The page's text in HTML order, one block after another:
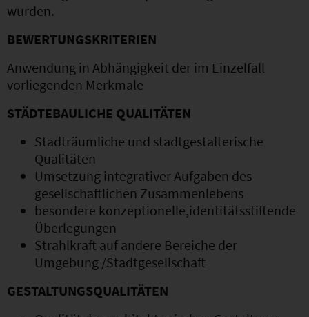
wurden.
BEWERTUNGSKRITERIEN
Anwendung in Abhängigkeit der im Einzelfall
vorliegenden Merkmale
STÄDTEBAULICHE QUALITÄTEN
Stadträumliche und stadtgestalterische
Qualitäten
Umsetzung integrativer Aufgaben des
gesellschaftlichen Zusammenlebens
besondere konzeptionelle,identitätsstiftende
Überlegungen
Strahlkraft auf andere Bereiche der
Umgebung /Stadtgesellschaft
GESTALTUNGSQUALITÄTEN